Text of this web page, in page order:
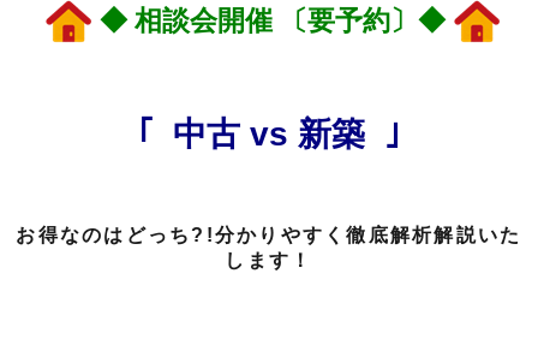
◆ 相談会開催 〔要予約〕◆
｢ 中古 vs 新築 ｣
お得なのはどっち?!分かりやすく徹底解析解説いた
します！